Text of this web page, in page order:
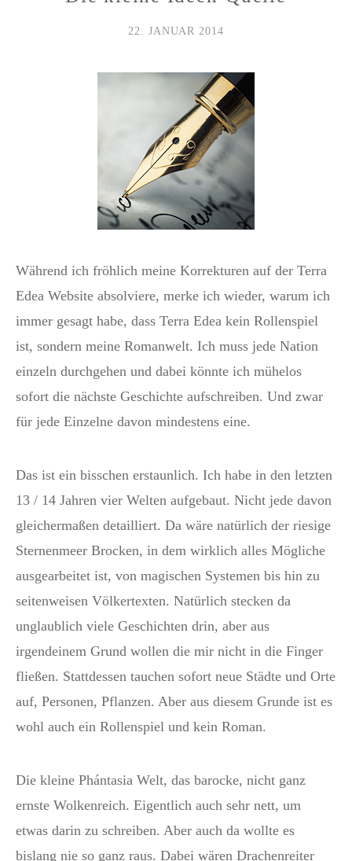
22. JANUAR 2014
Während ich fröhlich meine Korrekturen auf der Terra
Edea Website absolviere, merke ich wieder, warum ich
immer gesagt habe, dass Terra Edea kein Rollenspiel
ist, sondern meine Romanwelt. Ich muss jede Nation
einzeln durchgehen und dabei könnte ich mühelos
sofort die nächste Geschichte aufschreiben. Und zwar
für jede Einzelne davon mindestens eine.
Das ist ein bisschen erstaunlich. Ich habe in den letzten
13 / 14 Jahren vier Welten aufgebaut. Nicht jede davon
gleichermaßen detailliert. Da wäre natürlich der riesige
Sternenmeer Brocken, in dem wirklich alles Mögliche
ausgearbeitet ist, von magischen Systemen bis hin zu
seitenweisen Völkertexten. Natürlich stecken da
unglaublich viele Geschichten drin, aber aus
irgendeinem Grund wollen die mir nicht in die Finger
fließen. Stattdessen tauchen sofort neue Städte und Orte
auf, Personen, Pflanzen. Aber aus diesem Grunde ist es
wohl auch ein Rollenspiel und kein Roman.
Die kleine Phántasia Welt, das barocke, nicht ganz
ernste Wolkenreich. Eigentlich auch sehr nett, um
etwas darin zu schreiben. Aber auch da wollte es
bislang nie so ganz raus. Dabei wären Drachenreiter